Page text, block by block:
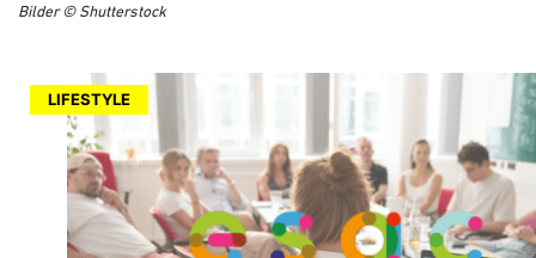
Bilder © Shutterstock
LIFESTYLE